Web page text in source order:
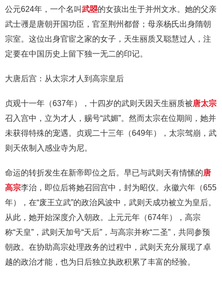
公元624年，一个名叫武曌的女孩出生于并州文水。她的父亲
武士彟是唐朝开国功臣，官至荆州都督；母亲杨氏出身隋朝
宗室。这位出身官宦之家的女子，天生丽质又聪慧过人，注
定要在中国历史上留下独一无二的印记。
大唐后宫：从太宗才人到高宗皇后
贞观十一年（637年），十四岁的武则天因天生丽质被唐太宗
召入宫中，立为才人，赐号“武媚”。然而太宗在位期间，她并
未获得特殊的宠遇。贞观二十三年（649年），太宗驾崩，武
则天依制入感业寺为尼。
命运的转折发生在新帝即位之后。早已与武则天有情愫的唐
高宗李治，即位后将她召回宫中，封为昭仪。永徽六年（655
年），在“废王立武”的政治风波中，武则天成功被立为皇后。
从此，她开始深度介入朝政。上元元年（674年），高宗
称“天皇”，武则天加号“天后”，与高宗并称“二圣”，共同参预
朝政。在协助高宗处理政务的过程中，武则天充分展现了卓
越的政治才能，也为日后独立执政积累了丰富的经验。